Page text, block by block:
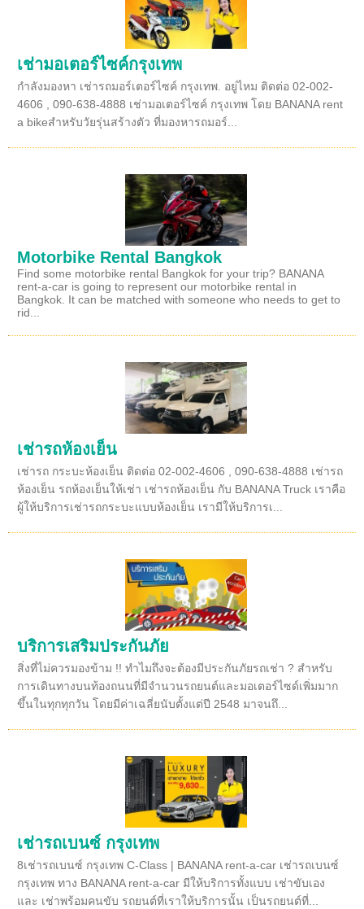
เช่ามอเตอร์ไซค์กรุงเทพ
กำลังมองหา เช่ารถมอร์เตอร์ไซค์ กรุงเทพ. อยู่ไหม ติดต่อ 02-002-
4606 , 090-638-4888 เช่ามอเตอร์ไซค์ กรุงเทพ โดย BANANA rent
a bikeสำหรับวัยรุ่นสร้างตัว ที่มองหารถมอร์...
Motorbike Rental Bangkok
Find some motorbike rental Bangkok for your trip? BANANA
rent-a-car is going to represent our motorbike rental in
Bangkok. It can be matched with someone who needs to get to
rid...
เช่ารถห้องเย็น
เช่ารถ กระบะห้องเย็น ติดต่อ 02-002-4606 , 090-638-4888 เช่ารถ
ห้องเย็น รถห้องเย็นให้เช่า เช่ารถห้องเย็น กับ BANANA Truck เราคือ
ผู้ให้บริการเช่ารถกระบะแบบห้องเย็น เรามีให้บริการเ...
บริการเสริมประกันภัย
สิ่งที่ไม่ควรมองข้าม !! ทำไมถึงจะต้องมีประกันภัยรถเช่า ? สำหรับ
การเดินทางบนท้องถนนที่มีจำนวนรถยนต์และมอเตอร์ไซด์เพิ่มมาก
ขึ้นในทุกทุกวัน โดยมีค่าเฉลี่ยนับตั้งแต่ปี 2548 มาจนถึ...
เช่ารถเบนซ์ กรุงเทพ
8เช่ารถเบนซ์ กรุงเทพ C-Class | BANANA rent-a-car เช่ารถเบนซ์
กรุงเทพ ทาง BANANA rent-a-car มีให้บริการทั้งแบบ เช่าขับเอง
และ เช่าพร้อมคนขับ รถยนต์ที่เราให้บริการนั้น เป็นรถยนต์ที่...